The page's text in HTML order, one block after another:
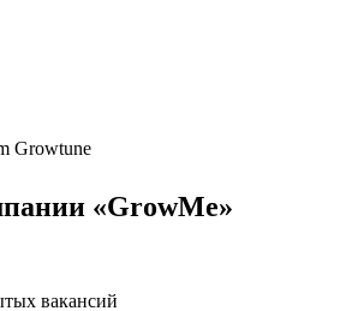
Growtune
«GrowMe»
вакансий